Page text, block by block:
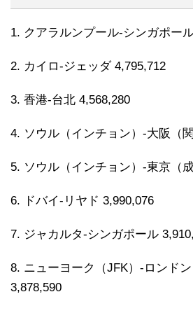
1. クアラルンプール-シンガポー
2. カイロ-ジェッダ 4,795,712
3. 香港-台北 4,568,280
4. ソウル（インチョン）-大阪（
5. ソウル（インチョン）-東京（
6. ドバイ-リヤド 3,990,076
7. ジャカルタ-シンガポール
8. ニューヨーク（JFK）-ロンドン
3,878,590